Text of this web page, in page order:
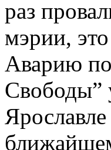
раз
мэрии,
Аварию
Свободы”